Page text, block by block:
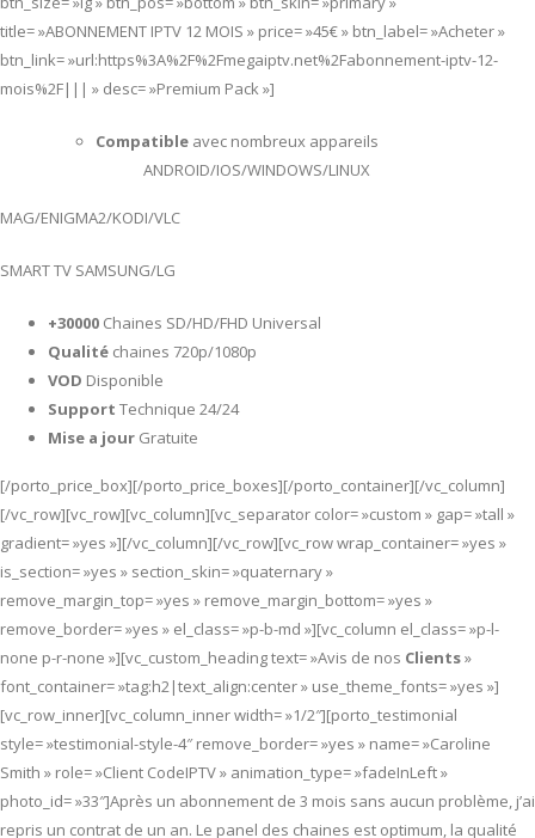
title= »ABONNEMENT IPTV 12 MOIS » price= »45€ » btn_label= »Acheter »
btn_link= »url:https%3A%2F%2Fmegaiptv.net%2Fabonnement-iptv-12-
mois%2F||| » desc= »Premium Pack »]
Compatible avec nombreux appareils
ANDROID/IOS/WINDOWS/LINUX
MAG/ENIGMA2/KODI/VLC
SMART TV SAMSUNG/LG
+30000 Chaines SD/HD/FHD Universal
Qualité chaines 720p/1080p
VOD Disponible
Support Technique 24/24
Mise a jour Gratuite
[/porto_price_box][/porto_price_boxes][/porto_container][/vc_column]
[/vc_row][vc_row][vc_column][vc_separator color= »custom » gap= »tall »
gradient= »yes »][/vc_column][/vc_row][vc_row wrap_container= »yes »
is_section= »yes » section_skin= »quaternary »
remove_margin_top= »yes » remove_margin_bottom= »yes »
remove_border= »yes » el_class= »p-b-md »][vc_column el_class= »p-l-
none p-r-none »][vc_custom_heading text= »Avis de nos Clients»
font_container= »tag:h2|text_align:center » use_theme_fonts= »yes »]
[vc_row_inner][vc_column_inner width= »1/2″][porto_testimonial
style= »testimonial-style-4″ remove_border= »yes » name= »Caroline
Smith » role= »Client CodeIPTV » animation_type= »fadeInLeft »
photo_id= »33″]Après un abonnement de 3 mois sans aucun problème, j’ai
repris un contrat de un an. Le panel des chaines est optimum, la qualité